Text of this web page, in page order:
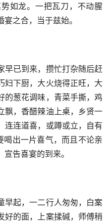
如龙。一把瓦刀，不动腥
之合，当于兹始。
早已到来，攒忙打杂随后赶
妇下厨，大火烧得正旺，大
的葱花调味，青菜手撕，鸡
飘，香醋辣油上桌，乡贤一
连连道喜，或蹲或立，自有
喝出一片喜气，而且不论亲
告喜宴的到来。
早起，一二行人匆匆，白案
好的面，上案揉碱，师傅稍